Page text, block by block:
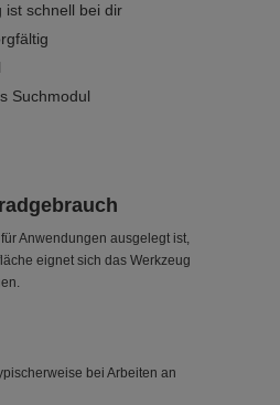
ist schnell bei dir
Suchmodul
Anwendungen ausgelegt ist,
eignet sich das Werkzeug
bei Arbeiten an